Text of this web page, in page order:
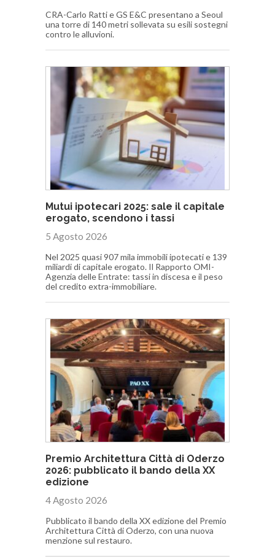
CRA-Carlo Ratti e GS E&C presentano a Seoul
una torre di 140 metri sollevata su esili sostegni
contro le alluvioni.
Mutui ipotecari 2025: sale il capitale
erogato, scendono i tassi
5 Agosto 2026
Nel 2025 quasi 907 mila immobili ipotecati e 139
miliardi di capitale erogato. Il Rapporto OMI-
Agenzia delle Entrate: tassi in discesa e il peso
del credito extra-immobiliare.
Premio Architettura Città di Oderzo
2026: pubblicato il bando della XX
edizione
4 Agosto 2026
Pubblicato il bando della XX edizione del Premio
Architettura Città di Oderzo, con una nuova
menzione sul restauro.